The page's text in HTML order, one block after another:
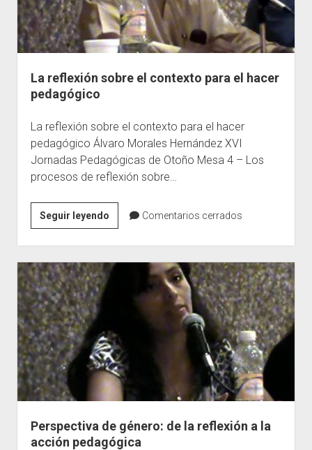
La reflexión sobre el contexto para el hacer
pedagógico
La reflexión sobre el contexto para el hacer
pedagógico Álvaro Morales Hernández XVI
Jornadas Pedagógicas de Otoño Mesa 4 – Los
procesos de reflexión sobre…
Seguir leyendoLa
reflexión
sobre
el
contexto
hacer
pedagógico
Comentarios cerrados
Perspectiva de género: de la reflexión a la
acción pedagógica